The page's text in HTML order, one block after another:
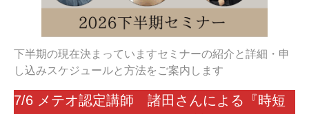
下半期の現在決まっていますセミナーの紹介と詳細・申
し込みスケジュールと方法をご案内します
7/6 メテオ認定講師 諸田さんによる『時短